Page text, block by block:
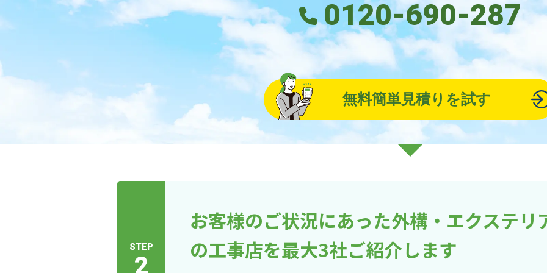
0120-690-287
無料簡単見積りを試す
STEP
2
お客様のご状況にあった外構・エクステリ
の工事店を最大3社ご紹介します